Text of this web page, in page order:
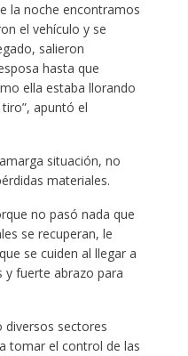
la noche encontramos
el vehículo y se
salieron
hasta que
ella estaba llorando
apuntó el
situación, no
materiales.
no pasó nada que
se recuperan, le
se cuiden al llegar a
y fuerte abrazo para
sectores
tomar el control de las